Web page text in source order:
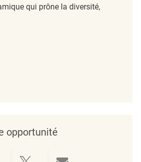
qui prône la diversité,
Customer Service Associate ll REQ109167
opportunité